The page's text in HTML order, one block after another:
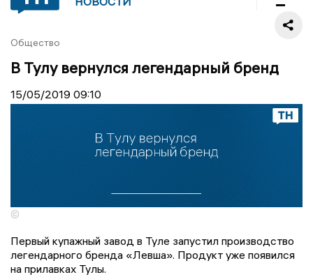
Общество
В Тулу вернулся легендарный бренд
15/05/2019 09:10
©
Первый купажный завод в Туле запустил производство
легендарного бренда «Левша». Продукт уже появился
на прилавках Тулы.